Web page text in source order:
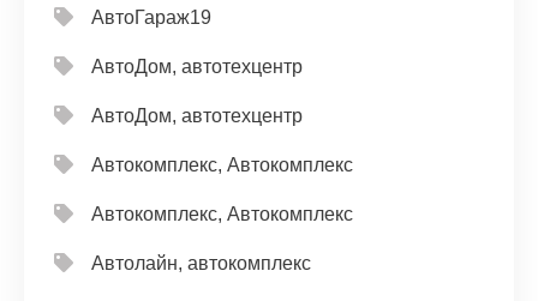
АвтоГараж19
АвтоДом, автотехцентр
АвтоДом, автотехцентр
Автокомплекс, Автокомплекс
Автокомплекс, Автокомплекс
Автолайн, автокомплекс